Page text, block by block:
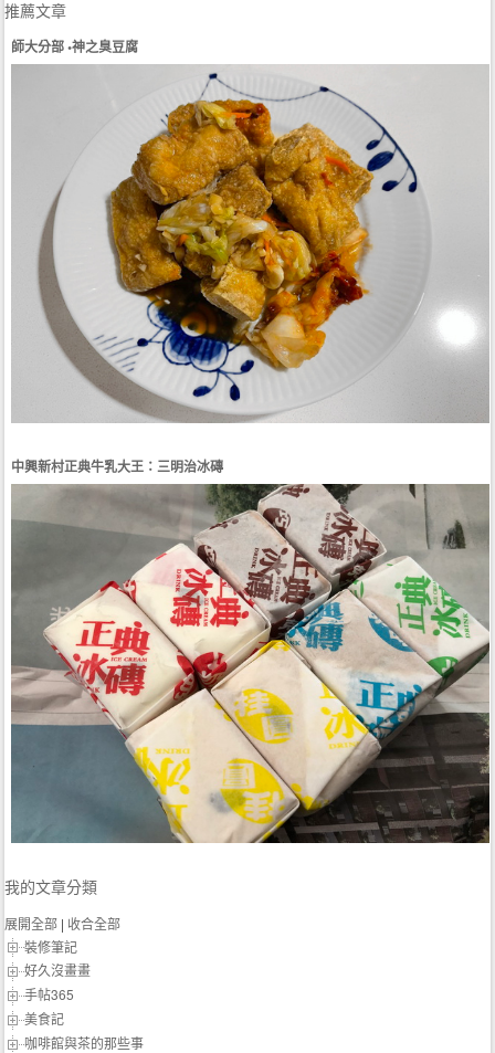
推薦文章
師大分部 •神之臭豆腐
中興新村正典牛乳大王：三明治冰磚
我的文章分類
展開全部 | 收合全部
裝修筆記
好久沒畫畫
手帖365
美食記
咖啡館與茶的那些事